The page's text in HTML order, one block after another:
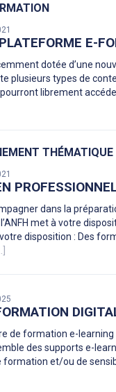
E-
dotée d’une
plusieurs types de
librement
THÉMATIQUE
dans la
met à votre
disposition : Des
de formation e-
des supports e-
formation et/ou de